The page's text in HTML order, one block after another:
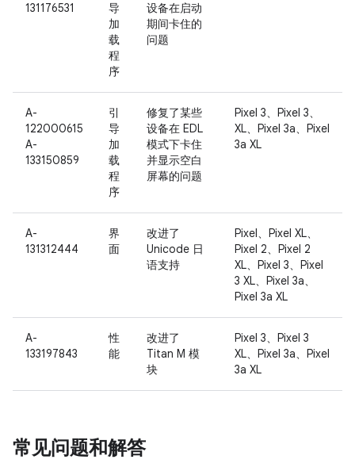
131176531
导
加
载
程
序
设备在启动
期间卡住的
问题
A-
122000615
A-
133150859
引
导
加
载
程
序
修复了某些
设备在 EDL
模式下卡住
并显示空白
屏幕的问题
Pixel 3、Pixel 3、
XL、Pixel 3a、Pixel
3a XL
A-
131312444
界
面
改进了
Unicode 日
语支持
Pixel、Pixel XL、
Pixel 2、Pixel 2
XL、Pixel 3、Pixel
3 XL、Pixel 3a、
Pixel 3a XL
A-
133197843
性
能
改进了
Titan M 模
块
Pixel 3、Pixel 3
XL、Pixel 3a、Pixel
3a XL
常见问题和解答